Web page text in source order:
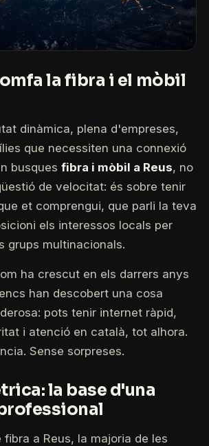
la fibra i el mòbil
dinàmica, plena d'empreses,
que necessiten una connexió
busques fibra i mòbil a Reus, no
de velocitat: és sobre tenir
et comprengui, que parli la teva
els interessos locals per
grups multinacionals.
ha crescut en els darrers anys
han descobert una cosa
pots tenir internet ràpid,
i atenció en català, tot alhora.
Sense sorpreses.
la base d'una
fibra a Reus, la majoria de les